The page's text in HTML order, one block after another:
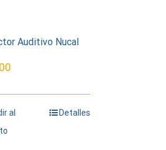
Auditivo Nucal
al
Detalles